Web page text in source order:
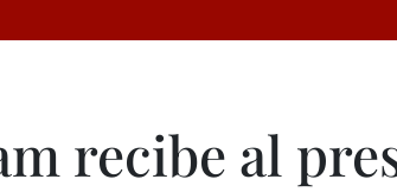
recibe al